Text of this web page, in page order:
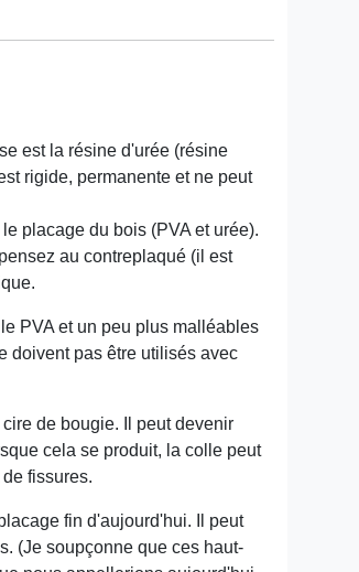
est la résine d'urée (résine
rigide, permanente et ne peut
placage du bois (PVA et urée).
au contreplaqué (il est
PVA et un peu plus malléables
doivent pas être utilisés avec
de bougie. Il peut devenir
cela se produit, la colle peut
fissures.
fin d'aujourd'hui. Il peut
(Je soupçonne que ces haut-